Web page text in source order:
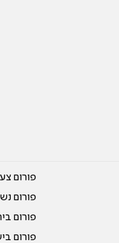
פורום
פורום
פורום
פורום